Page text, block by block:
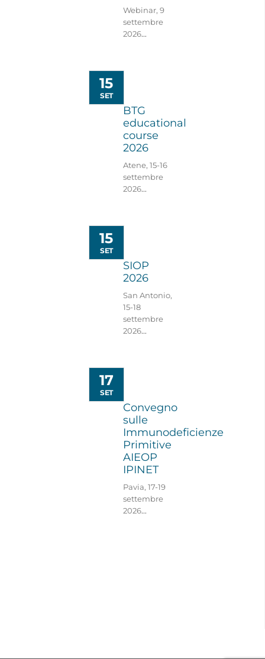
Webinar, 9
settembre
2026...
15
SET
BTG
educational
course
2026
Atene, 15-16
settembre
2026...
15
SET
SIOP
2026
San Antonio,
15-18
settembre
2026...
17
SET
Convegno
sulle
Immunodeficienze
Primitive
AIEOP
IPINET
Pavia, 17-19
settembre
2026...